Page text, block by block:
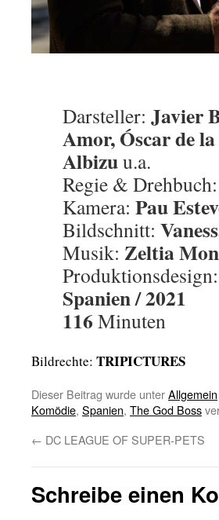
Darsteller: Javier
Amor, Óscar de
Albizuu.a.
Regie & Drehbuch:
Kamera: Pau
Bildschnitt:
Musik: Zeltia
Produktionsdesign:
Spanien / 2021
116 Minuten
Bildrechte: TRIPICTURES
Dieser Beitrag wurde unterAllgemein
Komödie, Spanien, The God Boss
← DC LEAGUE OF SUPER-PETS
Schreibe einen